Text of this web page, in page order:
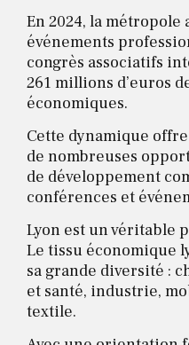
En 2024, la métropole
événements
congrès associatifs
261 millions d’euros
économiques.
Cette dynamique
de nombreuses
de développement
conférences et
Lyon est un véritable
Le tissu économique
sa grande diversité :
et santé, industrie,
textile.